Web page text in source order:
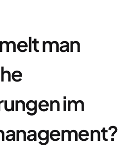
man
im